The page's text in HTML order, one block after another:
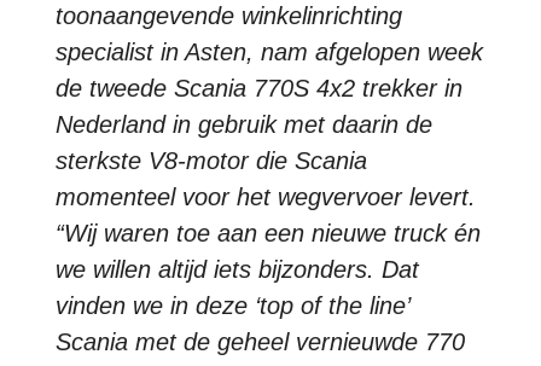
toonaangevende winkelinrichting
specialist in Asten, nam afgelopen week
de tweede Scania 770S 4x2 trekker in
Nederland in gebruik met daarin de
sterkste V8-motor die Scania
momenteel voor het wegvervoer levert.
“Wij waren toe aan een nieuwe truck én
we willen altijd iets bijzonders. Dat
vinden we in deze ‘top of the line’
Scania met de geheel vernieuwde 770